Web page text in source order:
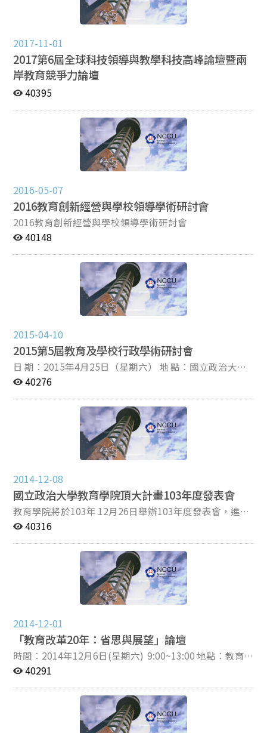
2017-11-01
2017第6屆全球科技領導與教學科技高峰論壇暨兩
岸教育競爭力論壇
40395
2016-05-07
2016教育創新經營與學校領導學術研討會
2016教育創新經營與學校領導學術研討會
40148
2015-04-10
2015第5屆教育及學校行政學術研討會
日 期：2015年4月25日（星期六） 地 點：國立政治大學
教育學院（井塘樓）三樓 313 會議室 主辦單位：國立政
大學教育學院學校行政碩士在職專班 協辦單位：中華民
國教育行政學會
40276
2014-12-08
國立政治大學教育學院頂大計畫103年度發表會
教育學院將於103年 12月26日舉辦103年度發表會，進行
交流與分享，透過此次活動，展現學院的教學與研究成
育學院313會議室
40316
2014-12-01
「教育改革20年：省思與展望」論壇
時間：2014年12月6日(星期六) 9:00~13:00 地點：教育
40291